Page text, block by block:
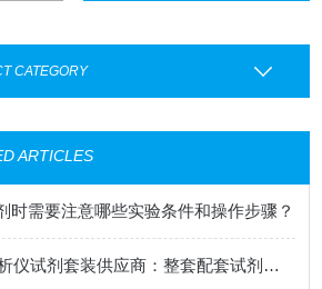
CATEGORY
ARTICLES
时需要注意哪些实验条件和操作步骤？
2026E+H 硅表分析仪试剂套装供应商：整套配套试剂，适配电厂在线监测场景